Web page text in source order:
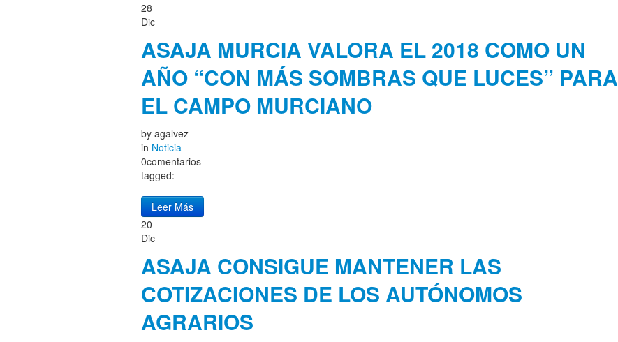
28
Dic
ASAJA MURCIA VALORA EL 2018 COMO UN
AÑO “CON MÁS SOMBRAS QUE LUCES” PARA
EL CAMPO MURCIANO
by agalvez
in Noticia
0comentarios
tagged:
Leer Más
20
Dic
ASAJA CONSIGUE MANTENER LAS
COTIZACIONES DE LOS AUTÓNOMOS
AGRARIOS